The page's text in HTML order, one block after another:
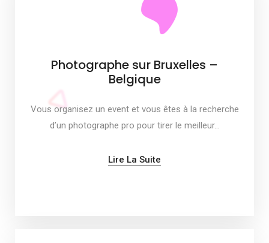
Photographe sur Bruxelles –
Belgique
Vous organisez un event et vous êtes à la recherche
d’un photographe pro pour tirer le meilleur…
Lire La Suite